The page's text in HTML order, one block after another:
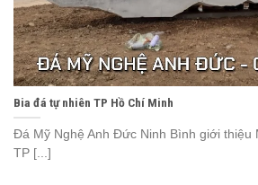
Bia đá tự nhiên TP Hồ Chí Minh
Đá Mỹ Nghệ Anh Đức Ninh Bình giới thiệu
TP [...]